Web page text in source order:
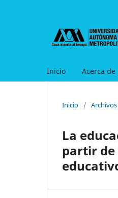
Inicio Acerca de
Inicio / Archivos
La
partir de